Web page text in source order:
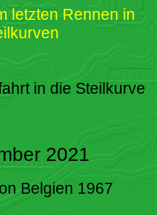
letzten Rennen in
in die Steilkurve
2021
Belgien 1967